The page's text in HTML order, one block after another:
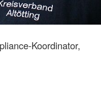
Koordinator,